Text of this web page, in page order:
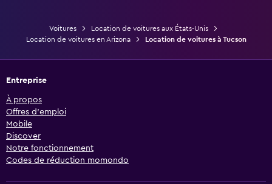
Voitures
Location de voitures aux États-Unis
Location de voitures en Arizona
Location de voitures à Tucson
Entreprise
À propos
Offres d’emploi
Mobile
Discover
Notre fonctionnement
Codes de réduction momondo